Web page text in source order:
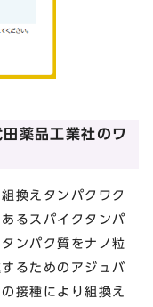
薬品工業社のワ
換えタンパクワク
るスパイクタンパ
ンパク質をナノ粒
るためのアジュバ
接種により組換え